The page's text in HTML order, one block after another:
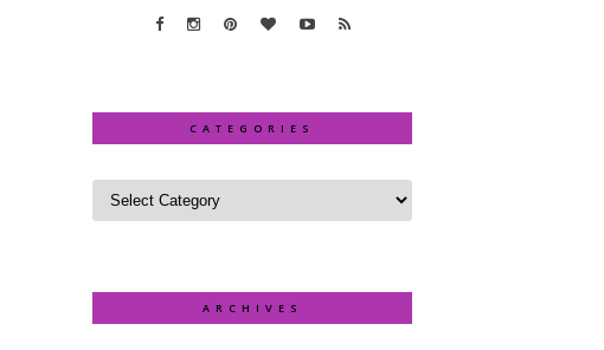
CATEGORIES
ARCHIVES